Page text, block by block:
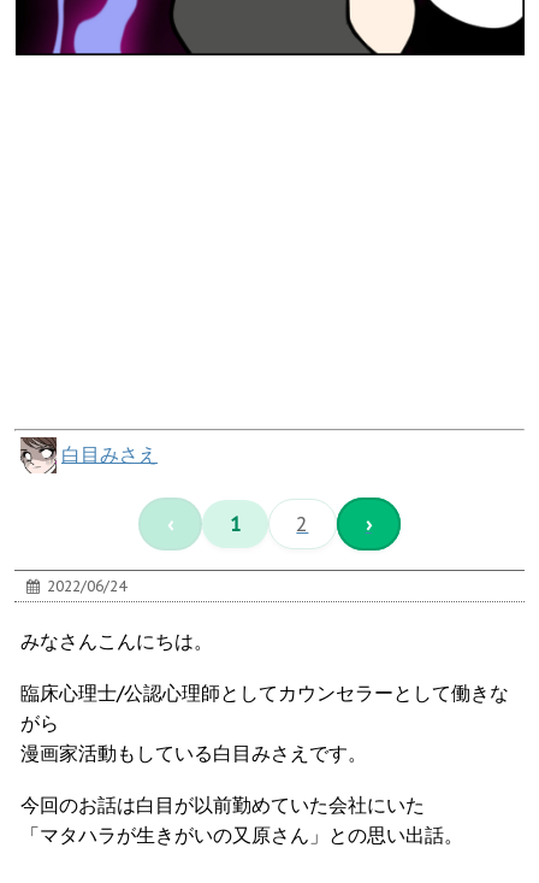
白目みさえ
‹ 1 2 ›
2022/06/24
みなさんこんにちは。
臨床心理士/公認心理師としてカウンセラーとして働きな
がら
漫画家活動もしている白目みさえです。
今回のお話は白目が以前勤めていた会社にいた
「マタハラが生きがいの又原さん」との思い出話。